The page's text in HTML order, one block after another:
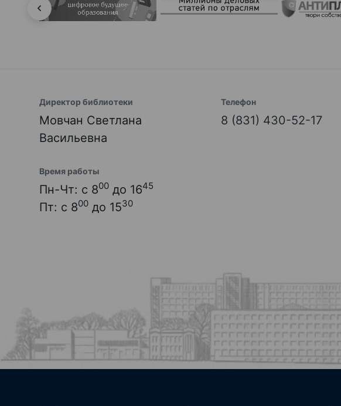
Директор библиотеки
Мовчан Светлана
Васильевна
Телефон
8 (831) 430-52-17
Время работы
Пн-Чт: с 800 до 1645
Пт: с 800 до 1530